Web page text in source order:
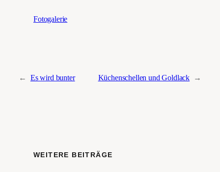
Fotogalerie
← Es wird bunter Küchenschellen und Goldlack →
WEITERE BEITRÄGE